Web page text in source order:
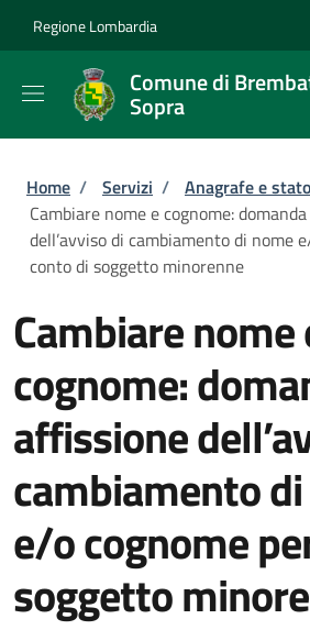
Regione Lombardia
Comune di
Sopra
Briciole di pane
Home / Servizi / Anagrafe e
Cambiare nome e cognome:
dell’avviso di cambiamento di nome
conto di soggetto minorenne
Cambiare nome
cognome:
affissione
cambiamento
e/o cognome
soggetto